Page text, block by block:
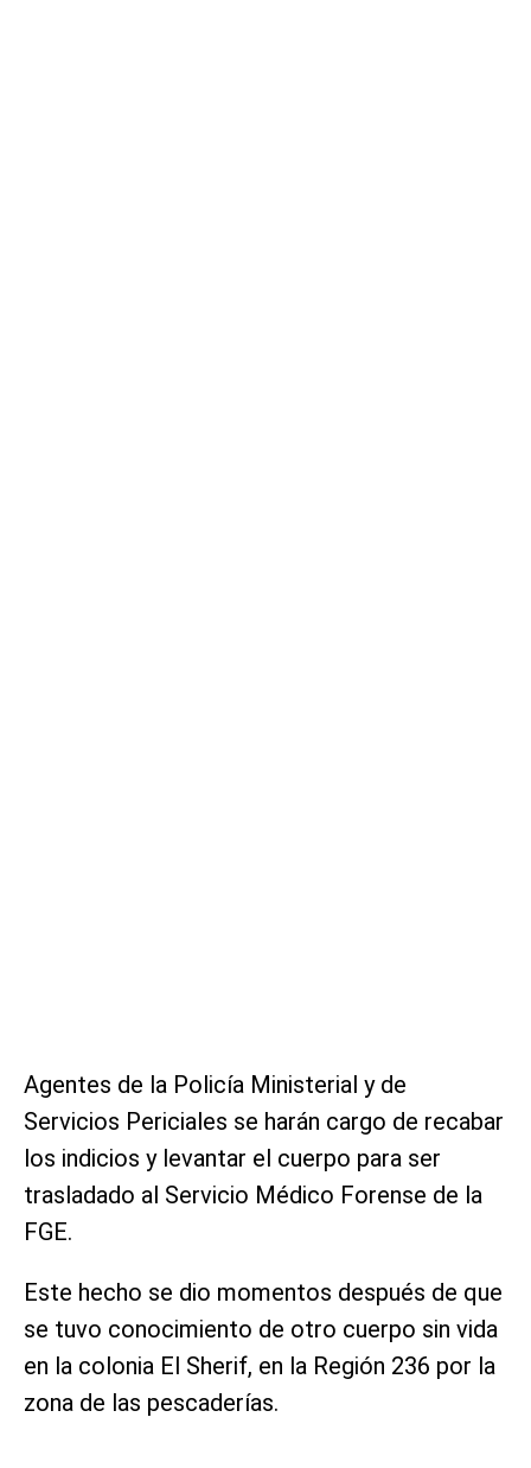
Agentes de la Policía Ministerial y de
Servicios Periciales se harán cargo de recabar
los indicios y levantar el cuerpo para ser
trasladado al Servicio Médico Forense de la
FGE.
Este hecho se dio momentos después de que
se tuvo conocimiento de otro cuerpo sin vida
en la colonia El Sherif, en la Región 236 por la
zona de las pescaderías.